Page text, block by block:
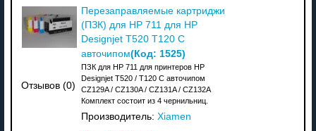
Отзывов (0)
Перезаправляемые картриджи
(ПЗК) для HP 711 для HP
Designjet T520 T120 C
авточипом(Код: 1525)
ПЗК для HP 711 для принтеров HP
Designjet T520 / T120 C авточипом
CZ129A / CZ130A / CZ131A / CZ132A
Комплект состоит из 4 чернильниц.
Производитель: Xiamen